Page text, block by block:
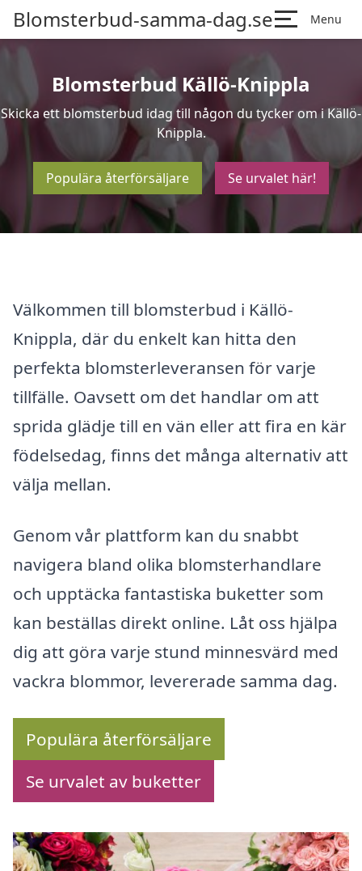
Blomsterbud-samma-dag.se Menu
Blomsterbud Källö-Knippla
Skicka ett blomsterbud idag till någon du tycker om i Källö-
Knippla.
Populära återförsäljare Se urvalet här!
Välkommen till blomsterbud i Källö-
Knippla, där du enkelt kan hitta den
perfekta blomsterleveransen för varje
tillfälle. Oavsett om det handlar om att
sprida glädje till en vän eller att fira en kär
födelsedag, finns det många alternativ att
välja mellan.
Genom vår plattform kan du snabbt
navigera bland olika blomsterhandlare
och upptäcka fantastiska buketter som
kan beställas direkt online. Låt oss hjälpa
dig att göra varje stund minnesvärd med
vackra blommor, levererade samma dag.
Populära återförsäljare
Se urvalet av buketter